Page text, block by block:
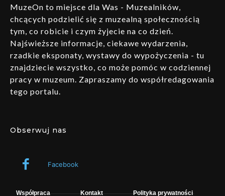
MuzeOn to miejsce dla Was - Muzealników,
chcących podzielić się z muzealną społecznością
tym, co robicie i czym żyjecie na co dzień.
Najświeższe informacje, ciekawe wydarzenia,
rzadkie eksponaty, wystawy do wypożyczenia - tu
znajdziecie wszystko, co może pomóc w codziennej
pracy w muzeum. Zapraszamy do współredagowania
tego portalu.
Obserwuj nas
Facebook
Współpraca Kontakt Polityka prywatności